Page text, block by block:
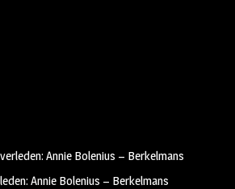
Annie Bolenius – Berkelmans
Annie Bolenius – Berkelmans